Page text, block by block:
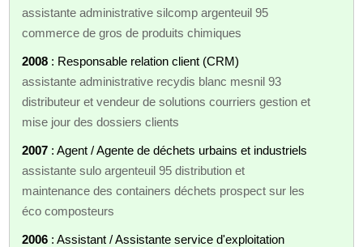
assistante administrative silcomp argenteuil 95
commerce de gros de produits chimiques
2008 : Responsable relation client (CRM)
assistante administrative recydis blanc mesnil 93
distributeur et vendeur de solutions courriers gestion et
mise jour des dossiers clients
2007 : Agent / Agente de déchets urbains et industriels
assistante sulo argenteuil 95 distribution et
maintenance des containers déchets prospect sur les
éco composteurs
2006 : Assistant / Assistante service d'exploitation